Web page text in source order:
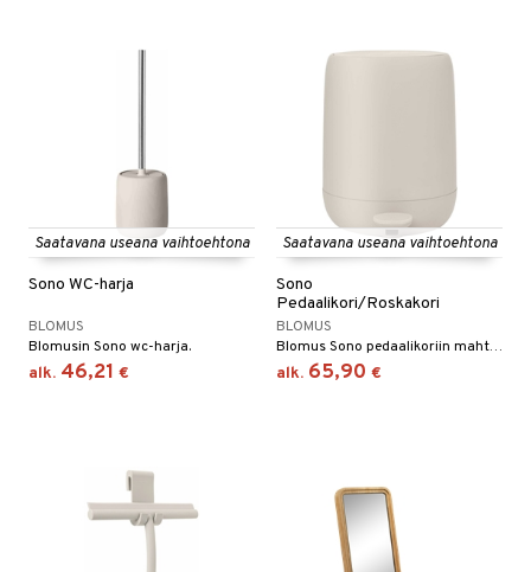
Saatavana useana vaihtoehtona
Sono WC-harja
BLOMUS
Blomusin Sono wc-harja.
alk. 46,21 €
Saatavana useana vaihtoehtona
Sono
Pedaalikori/Roskakori
BLOMUS
Blomus Sono pedaalikoriin mahtuu jopa 5 litraa.
alk. 65,90 €